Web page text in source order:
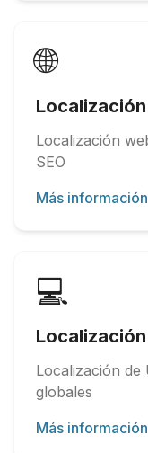
🌐
Localización
SEO
Más información
💻
Localización
globales
Más información